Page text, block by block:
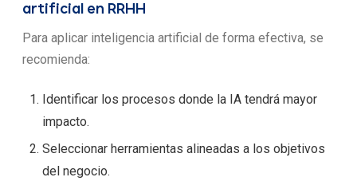
artificial en RRHH
Para aplicar inteligencia artificial de forma efectiva, se
recomienda:
Identificar los procesos donde la IA tendrá mayor
impacto.
Seleccionar herramientas alineadas a los objetivos
del negocio.